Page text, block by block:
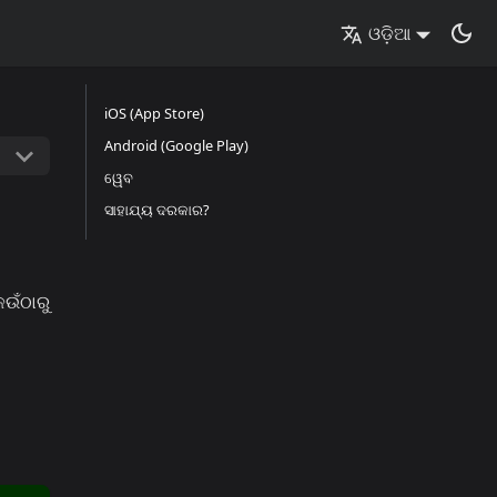
ଓଡ଼ିଆ
iOS (App Store)
Android (Google Play)
ୱେବ
ସାହାଯ୍ୟ ଦରକାର?